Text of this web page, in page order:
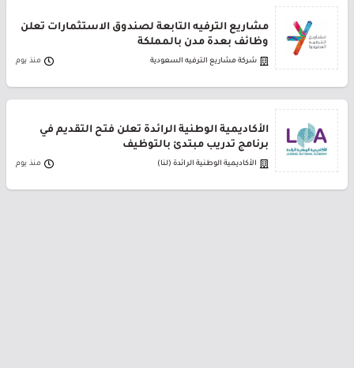
مشاريع الترفيه التابعة لصندوق الاستثمارات تعلن
وظائف بعدة مدن بالمملكة
شركة مشاريع الترفيه السعودية منذ يوم
الأكاديمية الوطنية الرائدة تعلن فتح التقديم في
برنامج تدريب مبتدئ بالتوظيف
الأكاديمية الوطنية الرائدة (لنا) منذ يوم